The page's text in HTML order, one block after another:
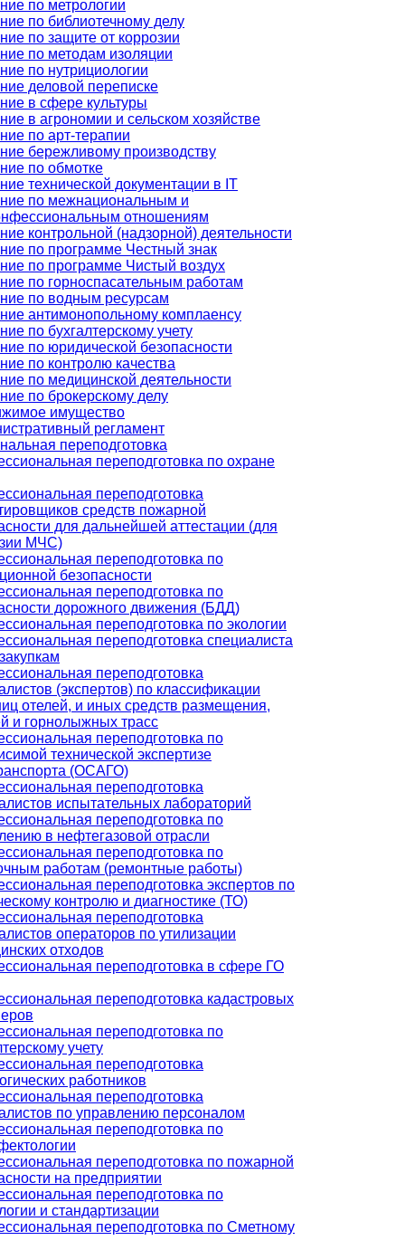
по метрологии
по библиотечному делу
по защите от коррозии
по методам изоляции
по нутрициологии
деловой переписке
в сфере культуры
в агрономии и сельском хозяйстве
по арт-терапии
бережливому производству
по обмотке
технической документации в IT
по межнациональным и
отношениям
контрольной (надзорной) деятельности
по программе Честный знак
по программе Чистый воздух
по горноспасательным работам
по водным ресурсам
антимонопольному комплаенсу
по бухгалтерскому учету
по юридической безопасности
по контролю качества
по медицинской деятельности
по брокерскому делу
имущество
регламент
переподготовка
переподготовка по охране
переподготовка
средств пожарной
для дальнейшей аттестации (для
МЧС)
переподготовка по
безопасности
переподготовка по
дорожного движения (БДД)
переподготовка по экологии
переподготовка специалиста
переподготовка
(экспертов) по классификации
отелей, и иных средств размещения,
и горнолыжных трасс
переподготовка по
технической экспертизе
(ОСАГО)
переподготовка
испытательных лабораторий
переподготовка по
в нефтегазовой отрасли
переподготовка по
работам (ремонтные работы)
переподготовка экспертов по
контролю и диагностике (ТО)
переподготовка
операторов по утилизации
отходов
переподготовка в сфере ГО
переподготовка кадастровых
переподготовка по
учету
переподготовка
работников
переподготовка
по управлению персоналом
переподготовка по
переподготовка по пожарной
на предприятии
переподготовка по
и стандартизации
переподготовка по Сметному